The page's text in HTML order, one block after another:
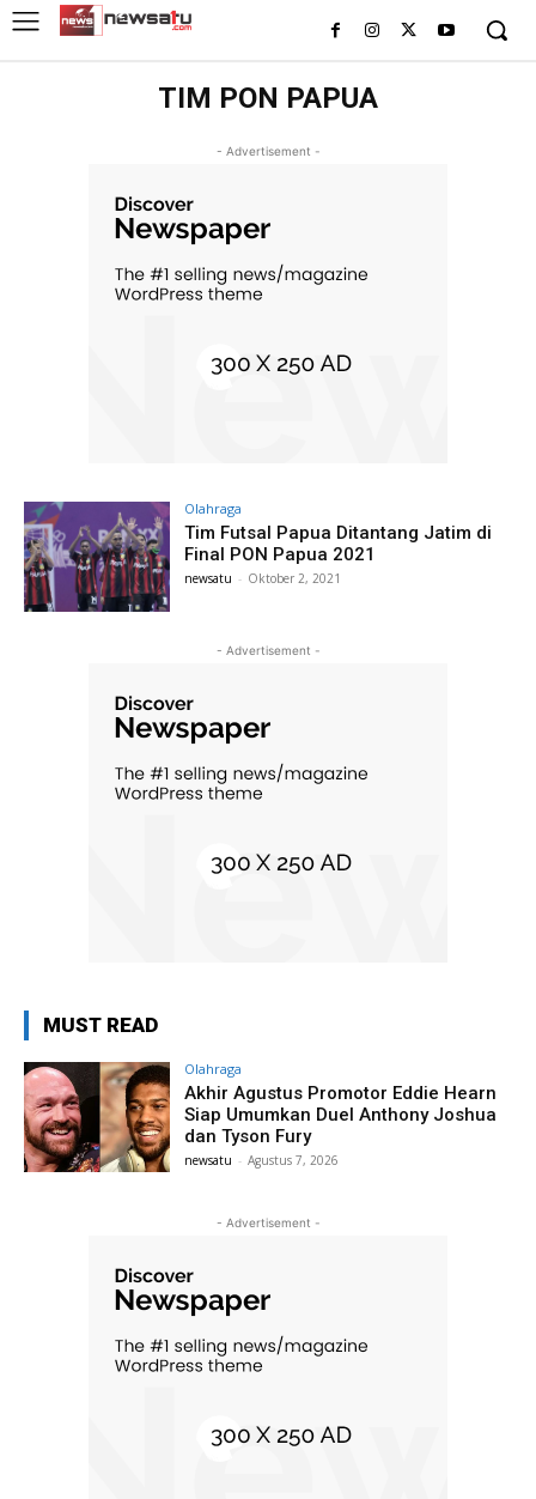
TIM PON PAPUA
- Advertisement -
Olahraga
Tim Futsal Papua Ditantang Jatim di
Final PON Papua 2021
newsatu - Oktober 2, 2021
- Advertisement -
MUST READ
Olahraga
Akhir Agustus Promotor Eddie Hearn
Siap Umumkan Duel Anthony Joshua
dan Tyson Fury
newsatu - Agustus 7, 2026
- Advertisement -